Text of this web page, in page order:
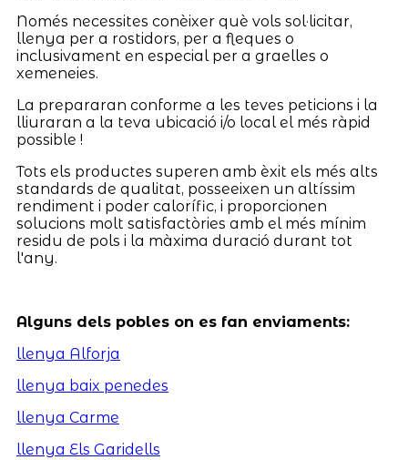
Només necessites conèixer què vols sol·licitar,
llenya per a rostidors, per a fleques o
inclusivament en especial per a graelles o
xemeneies.
La prepararan conforme a les teves peticions i la
lliuraran a la teva ubicació i/o local el més ràpid
possible !
Tots els productes superen amb èxit els més alts
standards de qualitat, posseeixen un altíssim
rendiment i poder calorífic, i proporcionen
solucions molt satisfactòries amb el més mínim
residu de pols i la màxima duració durant tot
l'any.
Alguns dels pobles on es fan enviaments:
llenya Alforja
llenya baix penedes
llenya Carme
llenya Els Garidells